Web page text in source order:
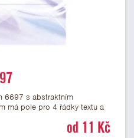
6697 s abstraktním
má pole pro 4 řádky textu a
s univerzálnímod 11 Kč